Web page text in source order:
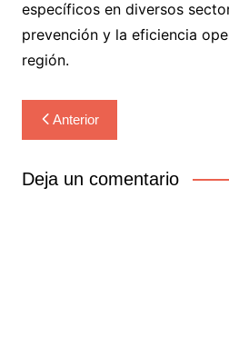
específicos en diversos
prevención y la eficiencia
región.
Navegación
de
entradas
Anterior
Deja un comentario